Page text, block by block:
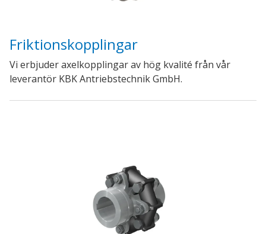
Friktionskopplingar
Vi erbjuder axelkopplingar av hög kvalité från vår
leverantör KBK Antriebstechnik GmbH.